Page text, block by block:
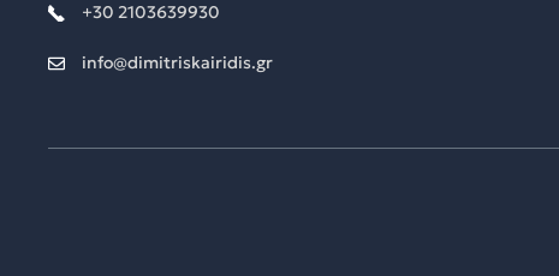
+30 2103639930
info@dimitriskairidis.gr